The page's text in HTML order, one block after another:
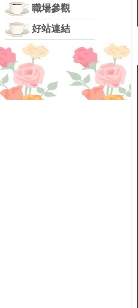
職場參觀
好站連結